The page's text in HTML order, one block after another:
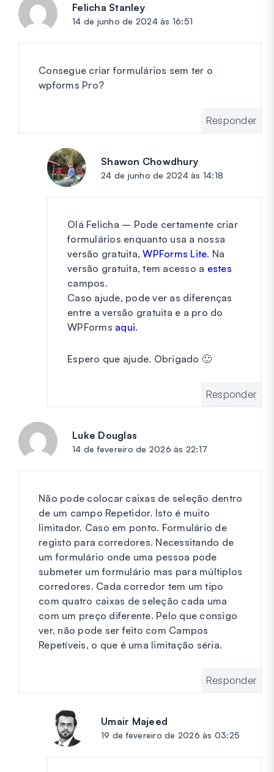
Felicha Stanleydiz:
14 de junho de 2024 às 16:51
Consegue criar formulários sem ter o
wpforms Pro?
Responder
Shawon Chowdhury
24 de junho de 2024 às 14:18
Olá Felicha – Pode certamente criar
formulários enquanto usa a nossa
versão gratuita,WPForms Lite. Na
versão gratuita, tem acesso a estes
campos.
Caso ajude, pode ver as diferenças
entre a versão gratuita e a pro do
WPForms aqui.
Espero que ajude. Obrigado 🙂
Responder
Luke Douglas
14 de fevereiro de 2026 às 22:17
Não pode colocar caixas de seleção dentro
de um campo Repetidor. Isto é muito
limitador. Caso em ponto. Formulário de
registo para corredores. Necessitando de
um formulário onde uma pessoa pode
submeter um formulário mas para múltiplos
corredores. Cada corredor tem um tipo
com quatro caixas de seleção cada uma
com um preço diferente. Pelo que consigo
ver, não pode ser feito com Campos
Repetíveis, o que é uma limitação séria.
Responder
Umair Majeed
19 de fevereiro de 2026 às 03:25